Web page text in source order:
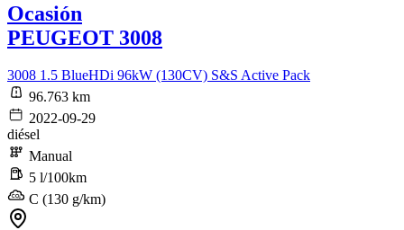
Ocasión
PEUGEOT 3008
3008 1.5 BlueHDi 96kW (130CV) S&S Active Pack
96.763 km
2022-09-29
diésel
Manual
5 l/100km
C (130 g/km)